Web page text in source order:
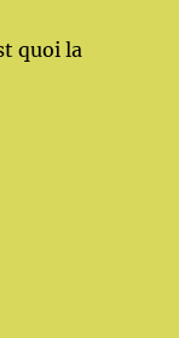
quoi la